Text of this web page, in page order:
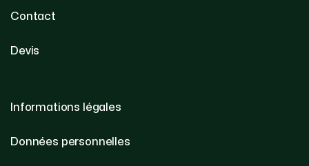
Contact
Devis
Informations légales
Données personnelles